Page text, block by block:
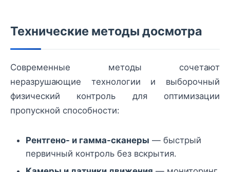
Технические методы досмотра
Современные методы сочетают
неразрушающие технологии и выборочный
физический контроль для оптимизации
пропускной способности:
Рентгено- и гамма-сканеры — быстрый
первичный контроль без вскрытия.